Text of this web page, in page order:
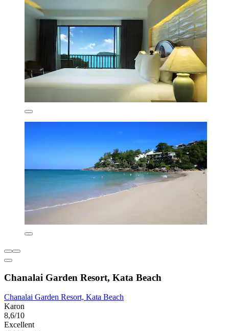
Chanalai Garden Resort, Kata Beach
Chanalai Garden Resort, Kata Beach
Karon
8,6/10
Excellent